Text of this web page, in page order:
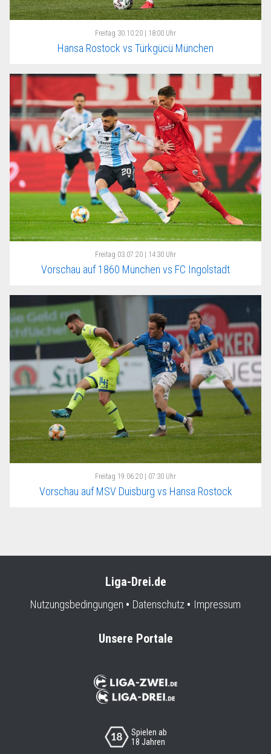
Freitag 30.10.20 | 18:00 Uhr
Hansa Rostock vs Türkgücü München
Freitag 03.07.20 | 14:30 Uhr
Vorschau auf 1860 München vs FC Ingolstadt
Freitag 19.06.20 | 07:30 Uhr
Vorschau auf MSV Duisburg vs Hansa Rostock
Liga-Drei.de
Nutzungsbedingungen Datenschutz Impressum
Unsere Portale
Spielen ab
18 Jahren